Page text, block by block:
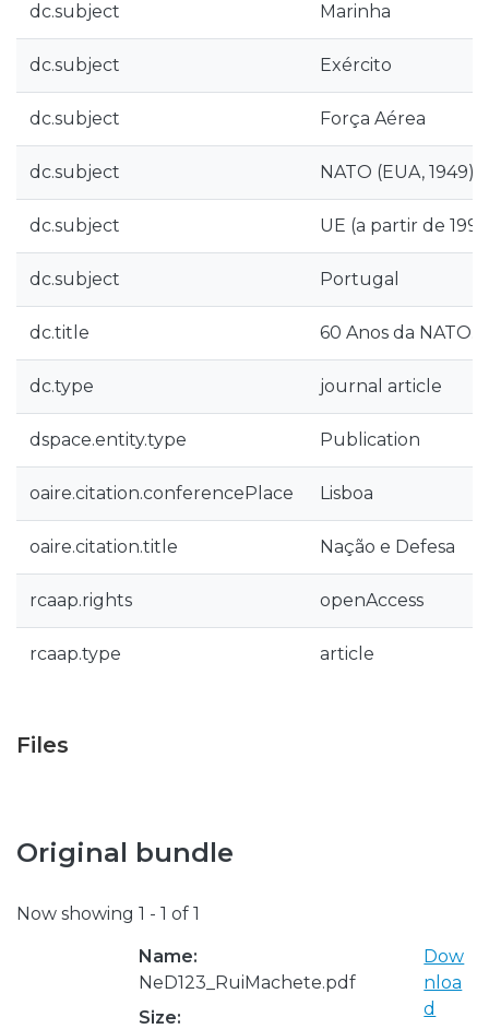
dc.subject Marinha
dc.subject Exército
dc.subject Força Aérea
dc.subject NATO (EUA, 1949)
dc.subject UE (a partir de
dc.subject Portugal
dc.title 60 Anos da NATO.
dc.type journal article
dspace.entity.type Publication
oaire.citation.conferencePlace Lisboa
oaire.citation.title Nação e Defesa
rcaap.rights openAccess
rcaap.type article
Files
Original bundle
Now showing 1 - 1 of 1
Name:
NeD123_RuiMachete.pdf
Size:
Dow
nloa
d